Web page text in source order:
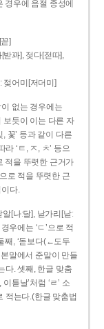
경우에 음절 종성에
]
꽈], 젖다[젇따],
젖어미[저더미]
이 없는 경우에는
보듯이 이는 다른 자
꽃’ 등과 같이 다른
‘ㅌ, ㅈ, ㅊ’ 등으
적을 뚜렷한 근거가
로 적을 뚜렷한 근
이다.
알[나ː달], 낟가리[낟ː
우에는 ‘ㄷ’으로 적
째, ‘돋보다(←도두
말에서 준말이 만들
다. 셋째, 한글 맞춤
튿날’처럼 ‘ㄹ’ 소
적는다.(한글 맞춤법